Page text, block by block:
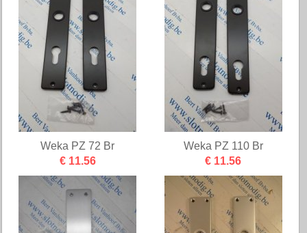
Weka PZ 72 Br
€ 11.56
Weka PZ 110 Br
€ 11.56